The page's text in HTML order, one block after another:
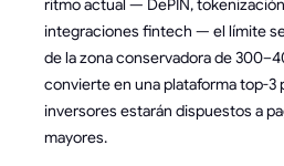
ritmo actual — DePIN,
integraciones fintech — el límite
de la zona conservadora de
convierte en una plataforma top-3
inversores estarán dispuestos a
mayores.